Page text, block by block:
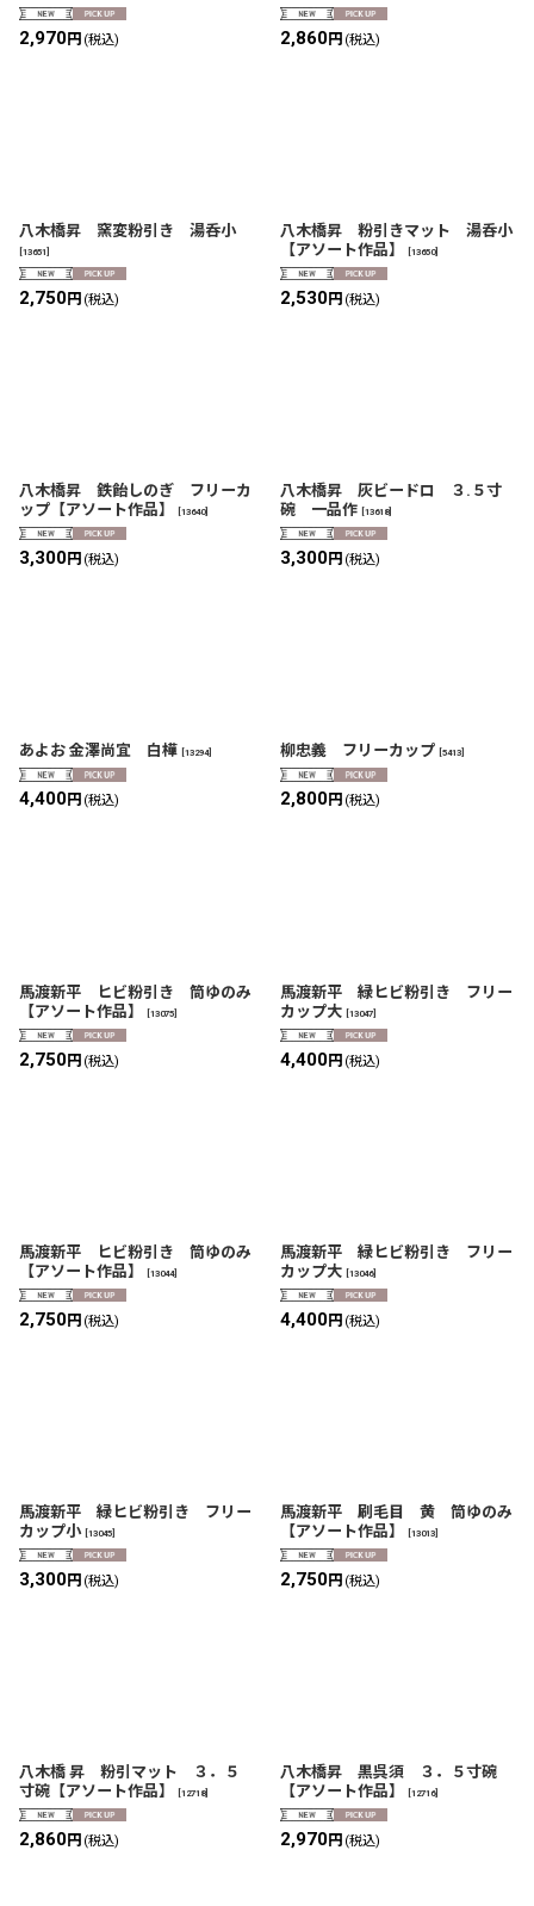
2,970円 (税込) 2,860円 (税込)
八木橋昇 窯変粉引き 湯呑小
13651
2,750円 (税込)
八木橋昇 粉引きマット 湯呑小
【アソート作品】
13650]
2,530円 (税込)
八木橋昇 鉄飴しのぎ フリーカ
ップ【アソート作品】
13640]
3,300円 (税込)
八木橋昇 灰ビードロ ３.５寸
碗 一品作
13618]
3,300円 (税込)
あよお 金澤尚宜 白樺 13294]
4,400円 (税込)
柳忠義 フリーカップ 5413
2,800円 (税込)
馬渡新平 ヒビ粉引き 筒ゆのみ
【アソート作品】
[13075]
2,750円 (税込)
馬渡新平 緑ヒビ粉引き フリー
カップ大 [13047]
4,400円 (税込)
馬渡新平 ヒビ粉引き 筒ゆのみ
【アソート作品】
13044]
2,750円 (税込)
馬渡新平 緑ヒビ粉引き フリー
カップ大
13046]
4,400円 (税込)
馬渡新平 緑ヒビ粉引き フリー
カップ小
13045
3,300円 (税込)
馬渡新平 刷毛目 黄 筒ゆのみ
【アソート作品】
13013
2,750円 (税込)
八木橋 昇 粉引マット ３．５
寸碗【アソート作品】
12718]
2,860円 (税込)
八木橋昇 黒呉須 ３．５寸碗
【アソート作品】
12716]
2,970円 (税込)